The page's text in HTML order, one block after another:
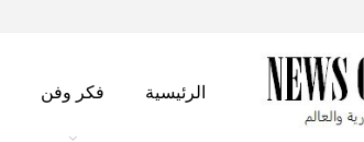
الرئيسية فكر وفن